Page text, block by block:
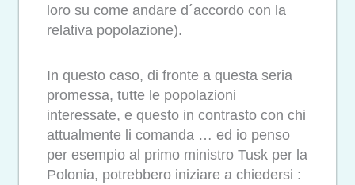
loro su come andare d´accordo con la
relativa popolazione).
In questo caso, di fronte a questa seria
promessa, tutte le popolazioni
interessate, e questo in contrasto con chi
attualmente li comanda … ed io penso
per esempio al primo ministro Tusk per la
Polonia, potrebbero iniziare a chiedersi :